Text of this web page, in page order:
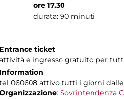
ore 17.30
durata: 90 minuti
Entrance ticket
attività e ingresso gratuito per
Information
tel 060608 attivo tutti i giorni dalle
Organizzazione: Sovrintendenza